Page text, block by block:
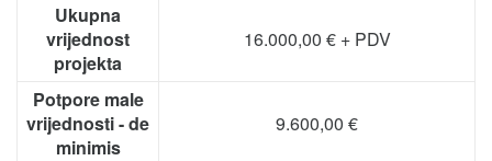
Ukupna
vrijednost
projekta
16.000,00 € + PDV
Potpore male
vrijednosti - de
minimis
9.600,00 €